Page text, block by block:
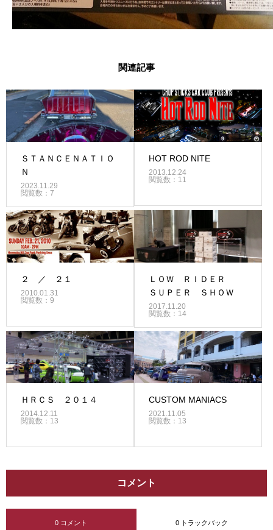
関連記事
ＳＴＡＮＣＥＮＡＴＩＯ
Ｎ
2023.11.29
閲覧数：7
HOT ROD NITE
2013.12.24
閲覧数：11
２ ／ ２１
2010.01.31
閲覧数：9
ＬＯＷ ＲＩＤＥＲ
ＳＵＰＥＲ ＳＨＯＷ
2017.11.20
閲覧数：14
ＨＲＣＳ ２０１４
2014.12.11
閲覧数：13
CUSTOM MANIACS
2021.11.05
閲覧数：13
コメント
0 コメント 0 トラックバック